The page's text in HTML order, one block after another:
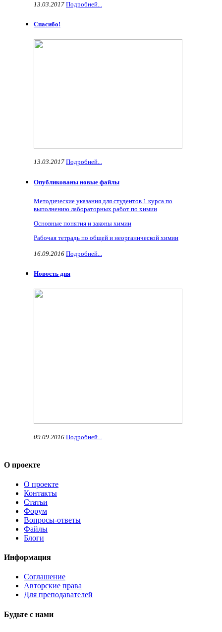
13.03.2017 Подробней...
Спасибо!
13.03.2017 Подробней...
Опубликованы новые файлы
Методические указания для студентов 1 курса по
выполнению лабораторных работ по химии
Основные понятия и законы химии
Рабочая тетрадь по общей и неорганической химии
16.09.2016 Подробней...
Новость дня
09.09.2016 Подробней...
О проекте
О проекте
Контакты
Статьи
Форум
Вопросы-ответы
Файлы
Блоги
Информация
Соглашение
Авторские права
Для преподавателей
Будьте с нами